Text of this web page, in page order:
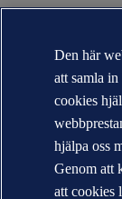
Den här
att samla
cookies
hjälpa oss
Genom att
att cookies